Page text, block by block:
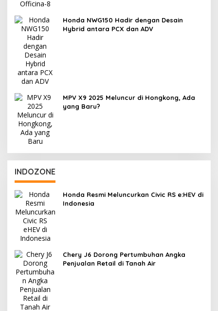
Honda NWG150 Hadir dengan Desain
Hybrid antara PCX dan ADV
MPV X9 2025 Meluncur di Hongkong, Ada
yang Baru?
INDOZONE
Honda Resmi Meluncurkan Civic RS e:HEV di
Indonesia
Chery J6 Dorong Pertumbuhan Angka
Penjualan Retail di Tanah Air